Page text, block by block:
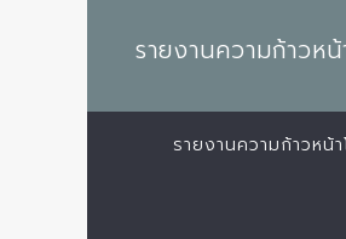
รายงานความก้าวหน้
รายงานความก้าวหน้